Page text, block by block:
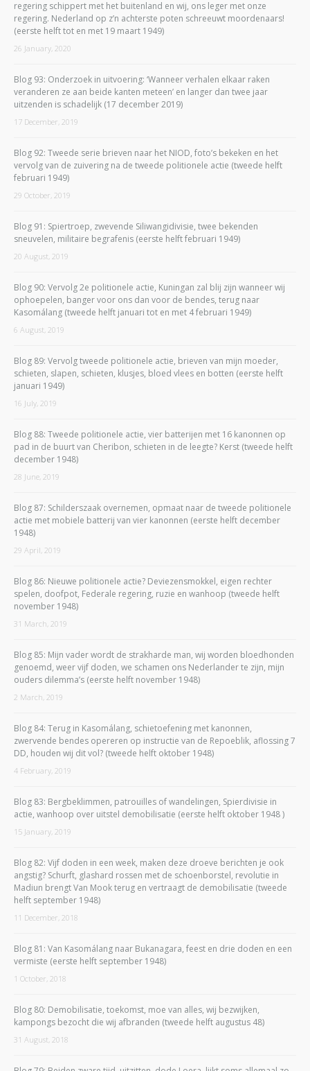
regering schippert met het buitenland en wij, ons leger met onze
regering. Nederland op z’n achterste poten schreeuwt moordenaars!
(eerste helft tot en met 19 maart 1949)
26 January, 2020
Blog 93: Onderzoek in uitvoering: ‘Wanneer verhalen elkaar raken
veranderen ze aan beide kanten meteen’ en langer dan twee jaar
uitzenden is schadelijk (17 december 2019)
17 December, 2019
Blog 92: Tweede serie brieven naar het NIOD, foto’s bekeken en het
vervolg van de zuivering na de tweede politionele actie (tweede helft
februari 1949)
29 October, 2019
Blog 91: Spiertroep, zwevende Siliwangidivisie, twee bekenden
sneuvelen, militaire begrafenis (eerste helft februari 1949)
20 August, 2019
Blog 90: Vervolg 2e politionele actie, Kuningan zal blij zijn wanneer wij
ophoepelen, banger voor ons dan voor de bendes, terug naar
Kasomálang (tweede helft januari tot en met 4 februari 1949)
6 August, 2019
Blog 89: Vervolg tweede politionele actie, brieven van mijn moeder,
schieten, slapen, schieten, klusjes, bloed vlees en botten (eerste helft
januari 1949)
16 July, 2019
Blog 88: Tweede politionele actie, vier batterijen met 16 kanonnen op
pad in de buurt van Cheribon, schieten in de leegte? Kerst (tweede helft
december 1948)
28 June, 2019
Blog 87: Schilderszaak overnemen, opmaat naar de tweede politionele
actie met mobiele batterij van vier kanonnen (eerste helft december
1948)
29 April, 2019
Blog 86: Nieuwe politionele actie? Deviezensmokkel, eigen rechter
spelen, doofpot, Federale regering, ruzie en wanhoop (tweede helft
november 1948)
31 March, 2019
Blog 85: Mijn vader wordt de strakharde man, wij worden bloedhonden
genoemd, weer vijf doden, we schamen ons Nederlander te zijn, mijn
ouders dilemma’s (eerste helft november 1948)
2 March, 2019
Blog 84: Terug in Kasomálang, schietoefening met kanonnen,
zwervende bendes opereren op instructie van de Repoeblik, aflossing 7
DD, houden wij dit vol? (tweede helft oktober 1948)
4 February, 2019
Blog 83: Bergbeklimmen, patrouilles of wandelingen, Spierdivisie in
actie, wanhoop over uitstel demobilisatie (eerste helft oktober 1948 )
15 January, 2019
Blog 82: Vijf doden in een week, maken deze droeve berichten je ook
angstig? Schurft, glashard rossen met de schoenborstel, revolutie in
Madiun brengt Van Mook terug en vertraagt de demobilisatie (tweede
helft september 1948)
11 December, 2018
Blog 81: Van Kasomálang naar Bukanagara, feest en drie doden en een
vermiste (eerste helft september 1948)
1 October, 2018
Blog 80: Demobilisatie, toekomst, moe van alles, wij bezwijken,
kampongs bezocht die wij afbranden (tweede helft augustus 48)
31 August, 2018